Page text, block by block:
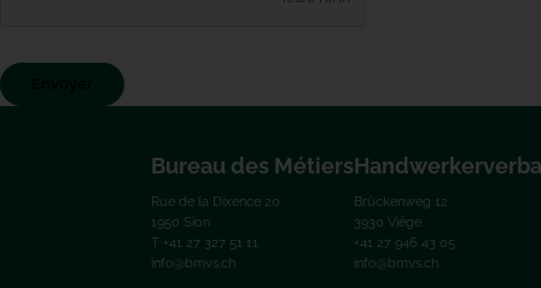
Bureau des Métiers
Rue de la Dixence 20
1950 Sion
T +41 27 327 51 11
info@bmvs.ch
Brückenweg 12
3930 Viège
+41 27 946 43 05
info@bmvs.ch